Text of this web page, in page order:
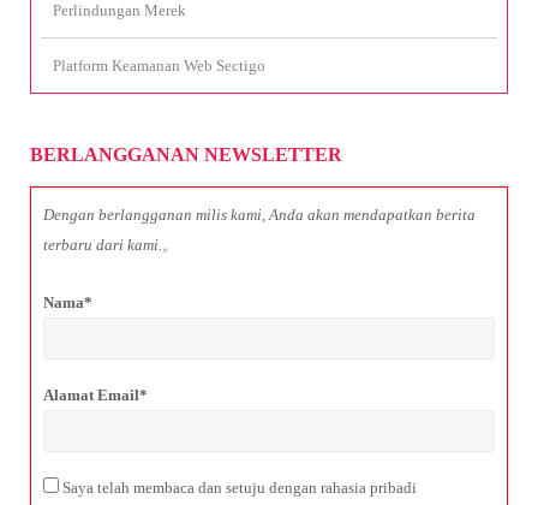
Perlindungan Merek
Platform Keamanan Web Sectigo
BERLANGGANAN NEWSLETTER
Dengan berlangganan milis kami, Anda akan mendapatkan berita
terbaru dari kami.。
Nama*
Alamat Email*
Saya telah membaca dan setuju dengan rahasia pribadi